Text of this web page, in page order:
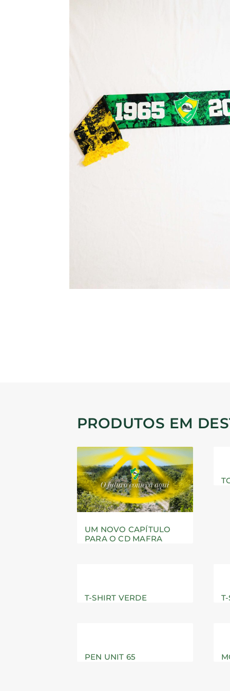
PRODUTOS EM
UM NOVO CAPÍTULO
PARA O CD MAFRA
T-SHIRT VERDE
PEN UNIT 65